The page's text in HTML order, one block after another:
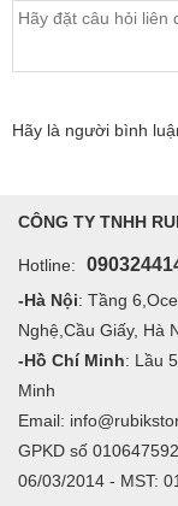
Hãy là người bình
CÔNG TY TNHH
Hotline:
-Hà Nội: Tầng
Nghệ,Cầu Giấy, Hà
-Hồ Chí Minh: Lầu
Minh
Email:
GPKD số
06/03/2014 - MST: